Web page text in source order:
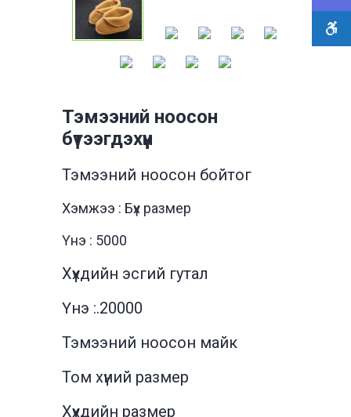
Тэмээний ноосон
бүтээгдэхүүн
Тэмээний ноосон бойтог
Хэмжээ : Бүх размер
Үнэ : 5000
Хүүхдийн эсгий гутал
Үнэ :.20000
Тэмээний ноосон майк
Том хүний размер
Хүүхдийн размер